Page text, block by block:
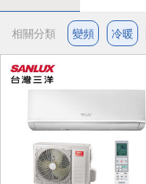
相關分類 變頻 冷暖